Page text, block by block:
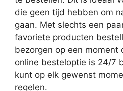
die geen tijd hebben om
gaan. Met slechts een
favoriete producten
bezorgen op een moment
online besteloptie is 24/7
kunt op elk gewenst
regelen.